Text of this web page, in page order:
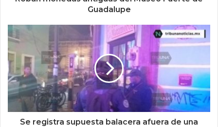
Guadalupe
Se registra supuesta balacera afuera de una